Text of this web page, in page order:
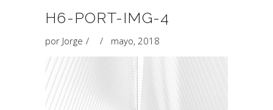
H6-PORT-IMG-4
por Jorge mayo, 2018